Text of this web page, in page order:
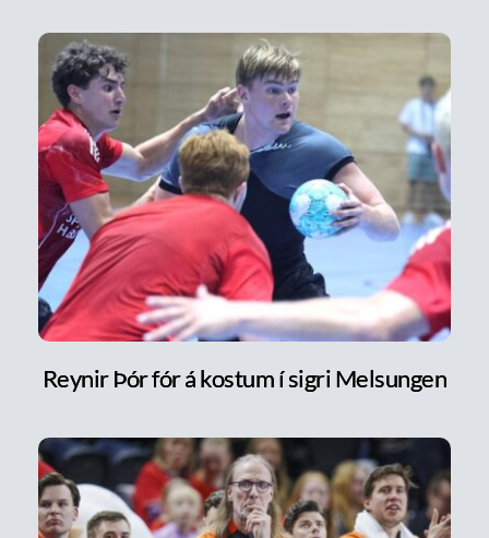
Reynir Þór fór á kostum í sigri Melsungen